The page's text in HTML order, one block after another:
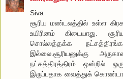
Siva
சூரிய மண்டலத்தில் உள்ள
உயிரினம் கிடையாது.
சொல்லத்தக்க
இல்லை.சூரியனுக்கு
நட்சத்திரத்திரம் ஒன்றில்
இருப்பதாக வைத்துக்